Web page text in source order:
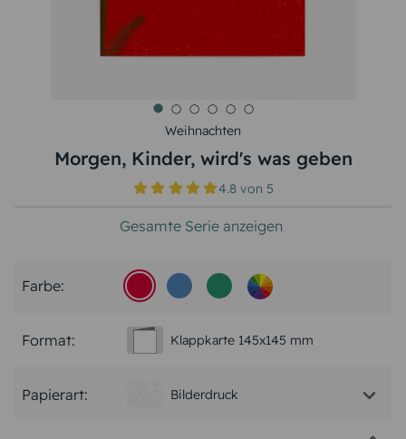
Weihnachten
Morgen, Kinder, wird's was geben
4.8 von5
Gesamte Serie anzeigen
Farbe:
Format: Klappkarte 145x145 mm
Papierart: Bilderdruck